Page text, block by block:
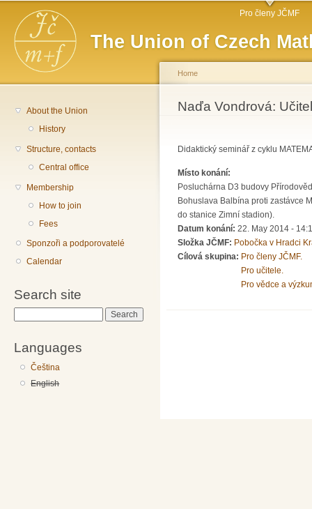
The Union of Czech
Main menu Pro členy JČMF
About the Union
History
Structure, contacts
Central office
Membership
How to join
Fees
Sponzoři a podporovatelé
Calendar
Search site
Languages
Čeština
English
You are here
Home
Naďa Vondrová:
Didaktický seminář z cyklu
Místo konání:
Posluchárna D3 budovy
Bohuslava Balbína proti zastávce
do stanice Zimní stadion).
Datum konání: 22. May 2014 -
Složka JČMF: Pobočka v Hradci
Cílová skupina: Pro členy JČMF.
Pro učitele.
Pro vědce a